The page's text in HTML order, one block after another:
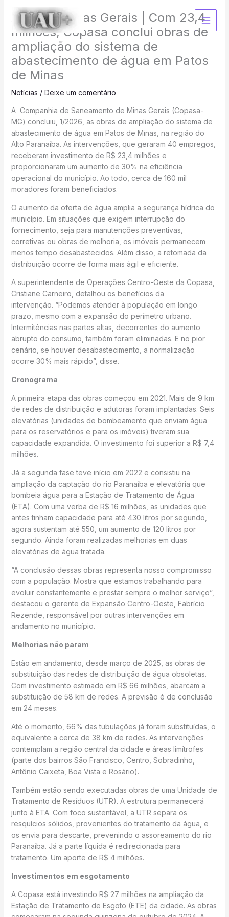
conteúdo
Agência Minas Gerais | Com 23,4
milhões, Copasa conclui obras de
ampliação do sistema de
abastecimento de água em Patos
de Minas
Notícias / Deixe um comentário
A Companhia de Saneamento de Minas Gerais (Copasa-
MG) concluiu, 1/2026, as obras de ampliação do sistema de
abastecimento de água em Patos de Minas, na região do
Alto Paranaíba. As intervenções, que geraram 40 empregos,
receberam investimento de R$ 23,4 milhões e
proporcionaram um aumento de 30% na eficiência
operacional do município. Ao todo, cerca de 160 mil
moradores foram beneficiados.
O aumento da oferta de água amplia a segurança hídrica do
município. Em situações que exigem interrupção do
fornecimento, seja para manutenções preventivas,
corretivas ou obras de melhoria, os imóveis permanecem
menos tempo desabastecidos. Além disso, a retomada da
distribuição ocorre de forma mais ágil e eficiente.
A superintendente de Operações Centro-Oeste da Copasa,
Cristiane Carneiro, detalhou os benefícios da
intervenção. “Podemos atender à população em longo
prazo, mesmo com a expansão do perímetro urbano.
Intermitências nas partes altas, decorrentes do aumento
abrupto do consumo, também foram eliminadas. E no pior
cenário, se houver desabastecimento, a normalização
ocorre 30% mais rápido”, disse.
Cronograma
A primeira etapa das obras começou em 2021. Mais de 9 km
de redes de distribuição e adutoras foram implantadas. Seis
elevatórias (unidades de bombeamento que enviam água
para os reservatórios e para os imóveis) tiveram sua
capacidade expandida. O investimento foi superior a R$ 7,4
milhões.
Já a segunda fase teve início em 2022 e consistiu na
ampliação da captação do rio Paranaíba e elevatória que
bombeia água para a Estação de Tratamento de Água
(ETA). Com uma verba de R$ 16 milhões, as unidades que
antes tinham capacidade para até 430 litros por segundo,
agora sustentam até 550, um aumento de 120 litros por
segundo. Ainda foram realizadas melhorias em duas
elevatórias de água tratada.
“A conclusão dessas obras representa nosso compromisso
com a população. Mostra que estamos trabalhando para
evoluir constantemente e prestar sempre o melhor serviço”,
destacou o gerente de Expansão Centro-Oeste, Fabrício
Rezende, responsável por outras intervenções em
andamento no município.
Melhorias não param
Estão em andamento, desde março de 2025, as obras de
substituição das redes de distribuição de água obsoletas.
Com investimento estimado em R$ 66 milhões, abarcam a
substituição de 58 km de redes. A previsão é de conclusão
em 24 meses.
Até o momento, 66% das tubulações já foram substituídas, o
equivalente a cerca de 38 km de redes. As intervenções
contemplam a região central da cidade e áreas limítrofes
(parte dos bairros São Francisco, Centro, Sobradinho,
Antônio Caixeta, Boa Vista e Rosário).
Também estão sendo executadas obras de uma Unidade de
Tratamento de Resíduos (UTR). A estrutura permanecerá
junto à ETA. Com foco sustentável, a UTR separa os
resquícios sólidos, provenientes do tratamento da água, e
os envia para descarte, prevenindo o assoreamento do rio
Paranaíba. Já a parte líquida é redirecionada para
tratamento. Um aporte de R$ 4 milhões.
Investimentos em esgotamento
A Copasa está investindo R$ 27 milhões na ampliação da
Estação de Tratamento de Esgoto (ETE) da cidade. As obras